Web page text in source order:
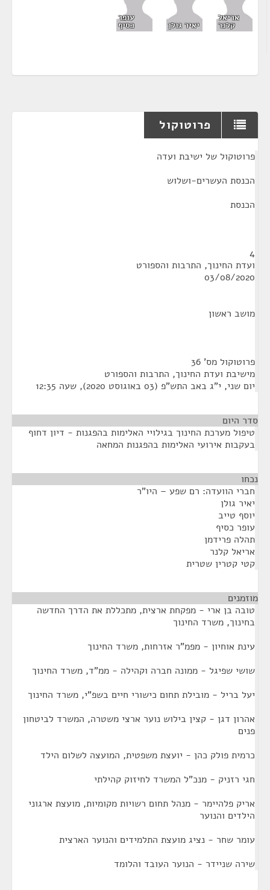
אריאל
קלנר יאיר גולן
עופר
כסיף
פרוטוקול
פרוטוקול של ישיבת ועדה
הכנסת העשרים-ושלוש
הכנסת
4
ועדת החינוך, התרבות והספורט
03/08/2020
מושב ראשון
פרוטוקול מס' 36
מישיבת ועדת החינוך, התרבות והספורט
יום שני, י"ג באב התש"פ (03 באוגוסט 2020), שעה 12:35
סדר היום
טיפול מערכת החינוך בגילויי האלימות בהפגנות - דיון דחוף
בעקבות אירועי האלימות בהפגנות המחאה
נכחו
חברי הוועדה: רם שפע – היו"ר
יאיר גולן
יוסף טייב
עופר כסיף
תהלה פרידמן
אריאל קלנר
קטי קטרין שטרית
מוזמנים
טובה בן ארי - מפקחת ארצית, מתכללת את הדרך החדשה
בחינוך, משרד החינוך
עינת אוחיון - מפמ"ר אזרחות, משרד החינוך
שושי שפיגל - ממונה חברה וקהילה - ממ"ד, משרד החינוך
יעל בריל - מובילת תחום כישורי חיים בשפ"י, משרד החינוך
אהרון דגן - קצין בילוש נוער ארצי משטרה, המשרד לביטחון
פנים
כרמית פולק כהן - יועצת משפטית, המועצה לשלום הילד
חגי רזניק - מנכ"ל המשרד לחיזוק קהילתי
אריק פלהיימר - מנהל תחום רשויות מקומיות, מועצת ארגוני
הילדים והנוער
עומר שחר - נציג מועצת התלמידים והנוער הארצית
שירה שניידר - הנוער העובד והלומד